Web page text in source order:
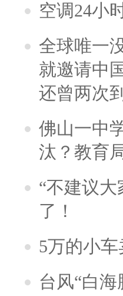
空调24小
全球唯一
就邀请中
还曾两次
佛山一中
汰？教育
“不建议
了！
5万的小
台风“白